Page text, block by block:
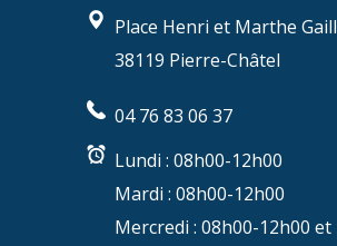
Place Henri et Marthe
38119 Pierre-Châtel
04 76 83 06 37
Lundi :08h00-12h00
Mardi :08h00-12h00
Mercredi :08h00-12h00 et